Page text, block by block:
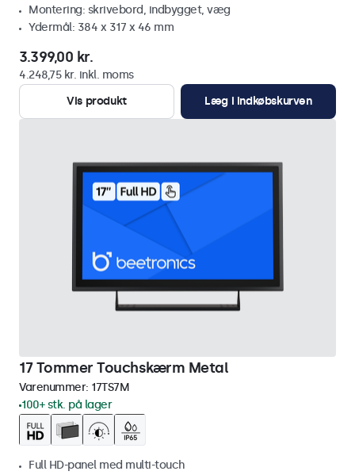
Montering: skrivebord, indbygget, væg
Ydermål: 384 x 317 x 46 mm
3.399,00 kr.
4.248,75 kr. inkl. moms
Vis produkt
Læg i indkøbskurven
17 Tommer Touchskærm Metal
Varenummer: 17TS7M
100+ stk. på lager
Full HD-panel med multi-touch